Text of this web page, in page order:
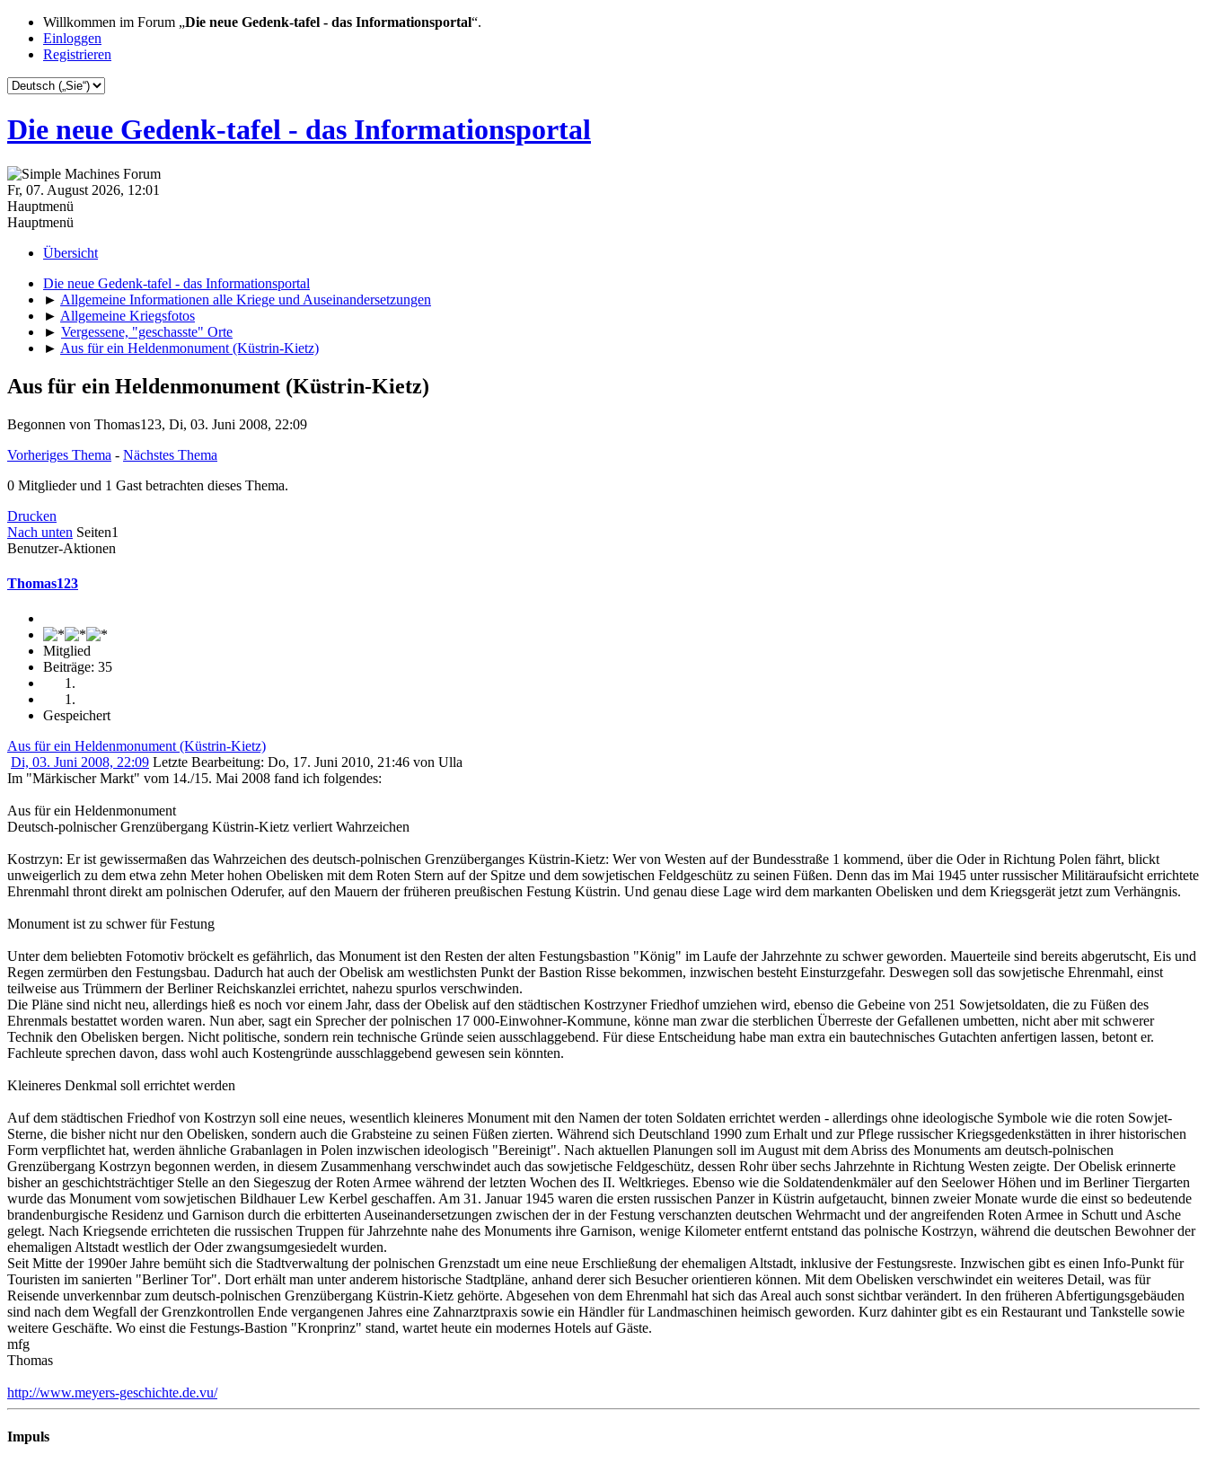
Willkommen im Forum „Die neue Gedenk-tafel - das Informationsportal“.
Einloggen
Registrieren
Die neue Gedenk-tafel - das Informationsportal
Fr, 07. August 2026, 12:01
Hauptmenü
Hauptmenü
Übersicht
Die neue Gedenk-tafel - das Informationsportal
► Allgemeine Informationen alle Kriege und Auseinandersetzungen
► Allgemeine Kriegsfotos
► Vergessene, "geschasste" Orte
► Aus für ein Heldenmonument (Küstrin-Kietz)
Aus für ein Heldenmonument (Küstrin-Kietz)
Begonnen von Thomas123, Di, 03. Juni 2008, 22:09
Vorheriges Thema - Nächstes Thema
0 Mitglieder und 1 Gast betrachten dieses Thema.
Drucken
Nach unten Seiten1
Benutzer-Aktionen
Thomas123
Mitglied
Beiträge: 35
Gespeichert
Aus für ein Heldenmonument (Küstrin-Kietz)
Di, 03. Juni 2008, 22:09 Letzte Bearbeitung: Do, 17. Juni 2010, 21:46 von Ulla
Im "Märkischer Markt" vom 14./15. Mai 2008 fand ich folgendes:
Aus für ein Heldenmonument
Deutsch-polnischer Grenzübergang Küstrin-Kietz verliert Wahrzeichen
Kostrzyn: Er ist gewissermaßen das Wahrzeichen des deutsch-polnischen Grenzüberganges Küstrin-Kietz: Wer von Westen auf der Bundesstraße 1 kommend, über die Oder in Richtung Polen fährt, blickt
unweigerlich zu dem etwa zehn Meter hohen Obelisken mit dem Roten Stern auf der Spitze und dem sowjetischen Feldgeschütz zu seinen Füßen. Denn das im Mai 1945 unter russischer Militäraufsicht errichtete
Ehrenmahl thront direkt am polnischen Oderufer, auf den Mauern der früheren preußischen Festung Küstrin. Und genau diese Lage wird dem markanten Obelisken und dem Kriegsgerät jetzt zum Verhängnis.
Monument ist zu schwer für Festung
Unter dem beliebten Fotomotiv bröckelt es gefährlich, das Monument ist den Resten der alten Festungsbastion "König" im Laufe der Jahrzehnte zu schwer geworden. Mauerteile sind bereits abgerutscht, Eis und
Regen zermürben den Festungsbau. Dadurch hat auch der Obelisk am westlichsten Punkt der Bastion Risse bekommen, inzwischen besteht Einsturzgefahr. Deswegen soll das sowjetische Ehrenmahl, einst
teilweise aus Trümmern der Berliner Reichskanzlei errichtet, nahezu spurlos verschwinden.
Die Pläne sind nicht neu, allerdings hieß es noch vor einem Jahr, dass der Obelisk auf den städtischen Kostrzyner Friedhof umziehen wird, ebenso die Gebeine von 251 Sowjetsoldaten, die zu Füßen des
Ehrenmals bestattet worden waren. Nun aber, sagt ein Sprecher der polnischen 17 000-Einwohner-Kommune, könne man zwar die sterblichen Überreste der Gefallenen umbetten, nicht aber mit schwerer
Technik den Obelisken bergen. Nicht politische, sondern rein technische Gründe seien ausschlaggebend. Für diese Entscheidung habe man extra ein bautechnisches Gutachten anfertigen lassen, betont er.
Fachleute sprechen davon, dass wohl auch Kostengründe ausschlaggebend gewesen sein könnten.
Kleineres Denkmal soll errichtet werden
Auf dem städtischen Friedhof von Kostrzyn soll eine neues, wesentlich kleineres Monument mit den Namen der toten Soldaten errichtet werden - allerdings ohne ideologische Symbole wie die roten Sowjet-
Sterne, die bisher nicht nur den Obelisken, sondern auch die Grabsteine zu seinen Füßen zierten. Während sich Deutschland 1990 zum Erhalt und zur Pflege russischer Kriegsgedenkstätten in ihrer historischen
Form verpflichtet hat, werden ähnliche Grabanlagen in Polen inzwischen ideologisch "Bereinigt". Nach aktuellen Planungen soll im August mit dem Abriss des Monuments am deutsch-polnischen
Grenzübergang Kostrzyn begonnen werden, in diesem Zusammenhang verschwindet auch das sowjetische Feldgeschütz, dessen Rohr über sechs Jahrzehnte in Richtung Westen zeigte. Der Obelisk erinnerte
bisher an geschichtsträchtiger Stelle an den Siegeszug der Roten Armee während der letzten Wochen des II. Weltkrieges. Ebenso wie die Soldatendenkmäler auf den Seelower Höhen und im Berliner Tiergarten
wurde das Monument vom sowjetischen Bildhauer Lew Kerbel geschaffen. Am 31. Januar 1945 waren die ersten russischen Panzer in Küstrin aufgetaucht, binnen zweier Monate wurde die einst so bedeutende
brandenburgische Residenz und Garnison durch die erbitterten Auseinandersetzungen zwischen der in der Festung verschanzten deutschen Wehrmacht und der angreifenden Roten Armee in Schutt und Asche
gelegt. Nach Kriegsende errichteten die russischen Truppen für Jahrzehnte nahe des Monuments ihre Garnison, wenige Kilometer entfernt entstand das polnische Kostrzyn, während die deutschen Bewohner der
ehemaligen Altstadt westlich der Oder zwangsumgesiedelt wurden.
Seit Mitte der 1990er Jahre bemüht sich die Stadtverwaltung der polnischen Grenzstadt um eine neue Erschließung der ehemaligen Altstadt, inklusive der Festungsreste. Inzwischen gibt es einen Info-Punkt für
Touristen im sanierten "Berliner Tor". Dort erhält man unter anderem historische Stadtpläne, anhand derer sich Besucher orientieren können. Mit dem Obelisken verschwindet ein weiteres Detail, was für
Reisende unverkennbar zum deutsch-polnischen Grenzübergang Küstrin-Kietz gehörte. Abgesehen von dem Ehrenmahl hat sich das Areal auch sonst sichtbar verändert. In den früheren Abfertigungsgebäuden
sind nach dem Wegfall der Grenzkontrollen Ende vergangenen Jahres eine Zahnarztpraxis sowie ein Händler für Landmaschinen heimisch geworden. Kurz dahinter gibt es ein Restaurant und Tankstelle sowie
weitere Geschäfte. Wo einst die Festungs-Bastion "Kronprinz" stand, wartet heute ein modernes Hotels auf Gäste.
mfg
Thomas
http://www.meyers-geschichte.de.vu/
Impuls